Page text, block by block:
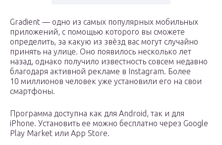
Gradient — одно из самых популярных мобильных
приложений, с помощью которого вы сможете
определить, за какую из звёзд вас могут случайно
принять на улице. Оно появилось несколько лет
назад, однако получило известность совсем недавно
благодаря активной рекламе в Instagram. Более
10 миллионов человек уже установили его на свои
смартфоны.
Программа доступна как для Android, так и для
iPhone. Установить ее можно бесплатно через Google
Play Market или App Store.